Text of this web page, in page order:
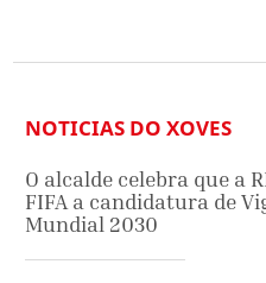
NOTICIAS DO XOVES
O alcalde celebra que a
FIFA a candidatura de
Mundial 2030